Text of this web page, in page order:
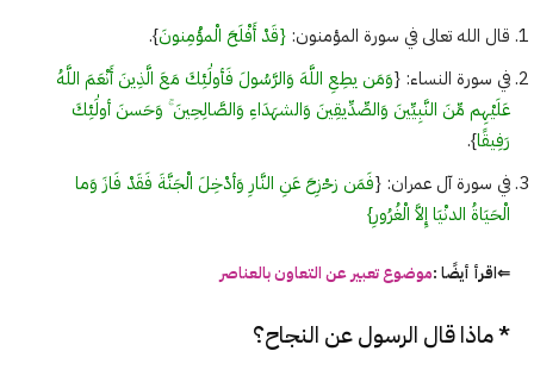
قال الله تعالى في سورة المؤمنون: {قَدْ أَفْلَحَ الْمؤْمِنونَ}.
في سورة النساء: {وَمَن يطِعِ اللَّهَ وَالرَّسُولَ فَأولَٰئِكَ مَعَ الَّذِينَ أَنْعَمَ اللَّهُ
عَلَيْهِم مِّنَ النَّبِيِّينَ وَالصِّدِّيقِينَ وَالشهَدَاءِ وَالصَّالِحِينَ ۚ وَحَسنَ أولَٰئِكَ
رَفِيقًا}.
في سورة آل عمران: {فَمَن زحْزِحَ عَنِ النَّارِ وَأدْخِلَ الْجَنَّةَ فَقَدْ فَازَ وَما
الْحَيَاةُ الدنْيَا إِلاَّ الْغُرُورِ}
⇐اقرأ أيضًا :موضوع تعبير عن التعاون بالعناصر
* ماذا قال الرسول عن النجاح؟